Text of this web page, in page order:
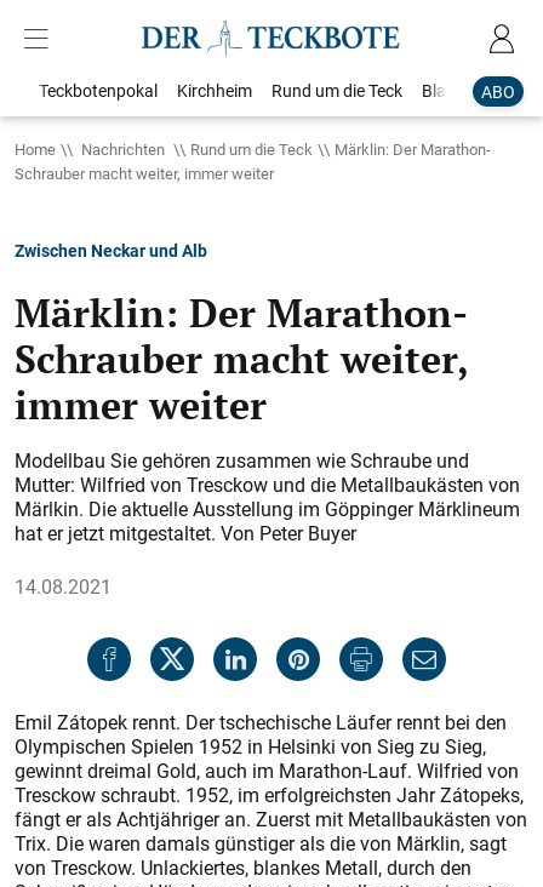
ABO
Teckbotenpokal Kirchheim Rund um die Teck Blaulicht
Home Nachrichten Rund um die Teck
Märklin: Der Marathon-
Schrauber macht weiter, immer weiter
Zwischen Neckar und Alb
Märklin: Der Marathon-
Schrauber macht weiter,
immer weiter
Modellbau Sie gehören zusammen wie Schraube und
Mutter: Wilfried von Tresckow und die Metallbaukästen von
Märlkin. Die aktuelle Ausstellung im Göppinger Märklineum
hat er jetzt mitgestaltet. Von Peter Buyer
14.08.2021
Emil Zátopek rennt. Der tschechische Läufer rennt bei den
Olympischen Spielen 1952 in Helsinki von Sieg zu Sieg,
gewinnt dreimal Gold, auch im Marathon-Lauf. Wilfried von
Tresckow schraubt. 1952, im erfolgreichsten Jahr Zátopeks,
fängt er als Achtjähriger an. Zuerst mit Metallbaukästen von
Trix. Die waren damals günstiger als die von Märklin, sagt
von Tresckow. Unlackiertes, blankes Metall, durch den